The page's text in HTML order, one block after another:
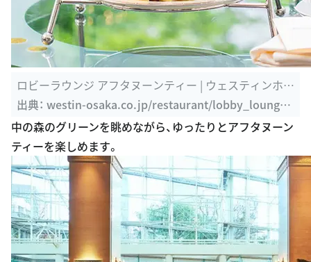
ロビーラウンジ アフタヌーンティー | ウェスティンホテ
ル大阪 | 大阪 ...
出典： westin-osaka.co.jp/restaurant/lobby_lounge/
afternoon.html
中の森のグリーンを眺めながら、ゆったりとアフタヌーン
ティーを楽しめます。